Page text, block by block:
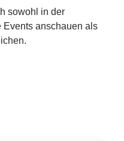
sowohl in der
Events anschauen als